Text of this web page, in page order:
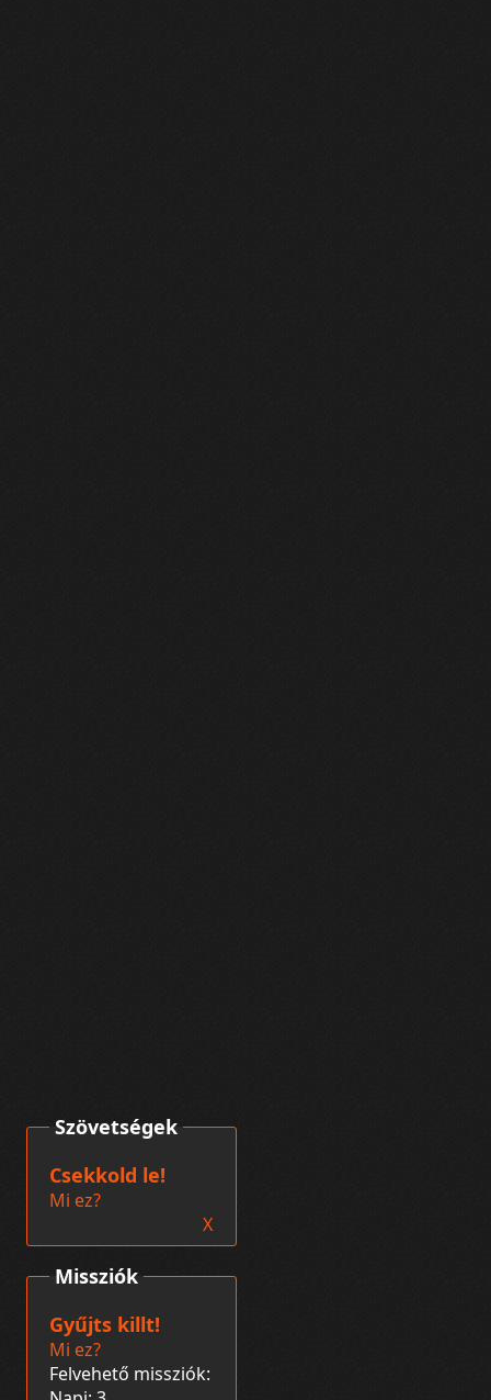
Missziók
Gyűjts killt!
Mi ez?
Felvehető missziók:
Szövetségek
Csekkold le!
Mi ez?
X